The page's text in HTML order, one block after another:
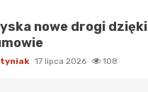
nowe drogi dzięki
17 lipca 2026 108